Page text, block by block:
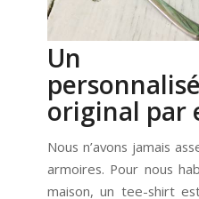
Un
original par
Nous n’avons jamais
armoires. Pour nous
maison, un tee-shirt